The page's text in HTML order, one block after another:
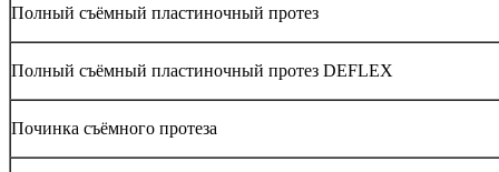
Полный съёмный пластиночный протез
Полный съёмный пластиночный протез DEFLEX
Починка съёмного протеза